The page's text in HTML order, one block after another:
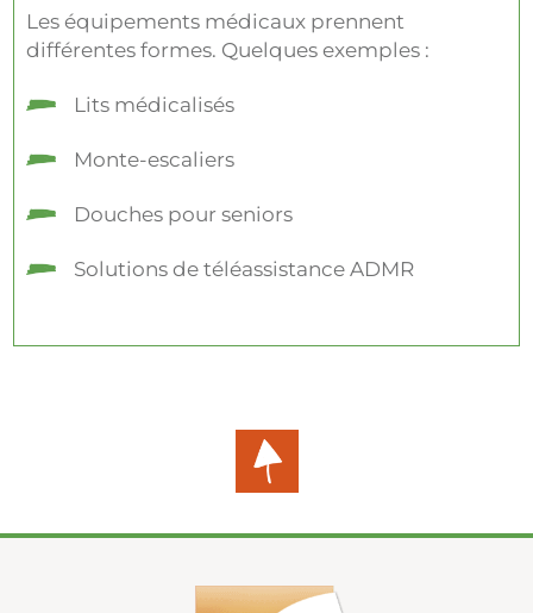
Les équipements médicaux prennent
différentes formes. Quelques exemples :
Lits médicalisés
Monte-escaliers
Douches pour seniors
Solutions de téléassistance ADMR